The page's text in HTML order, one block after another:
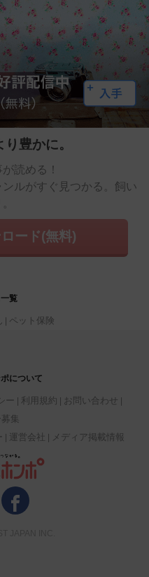
豊かに。
読める！
ルがすぐ見つかる。飼い
ード(無料)
覧
ペット保険
について
ー 利用規約
お問い合わせ
集
運営会社 メディア掲載情報